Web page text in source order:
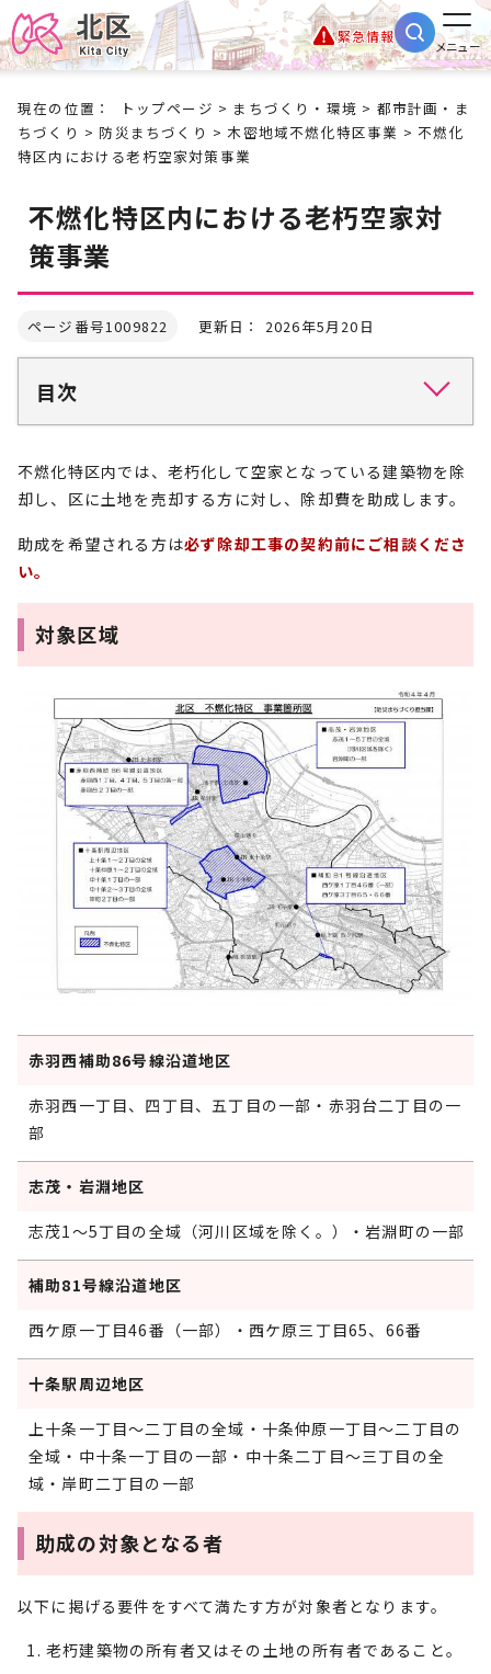
緊急情報
メニュー
現在の位置： トップページ > まちづくり・環境 > 都市計画・ま
ちづくり > 防災まちづくり >木密地域不燃化特区事業 > 不燃化
特区内における老朽空家対策事業
不燃化特区内における老朽空家対
策事業
ページ番号1009822 更新日： 2026年5月20日
目次
不燃化特区内では、老朽化して空家となっている建築物を除
却し、区に土地を売却する方に対し、除却費を助成します。
助成を希望される方は必ず除却工事の契約前にご相談くださ
い。
対象区域
赤羽西補助86号線沿道地区
赤羽西一丁目、四丁目、五丁目の一部・赤羽台二丁目の一
部
志茂・岩淵地区
志茂1～5丁目の全域（河川区域を除く。）・岩淵町の一部
補助81号線沿道地区
西ケ原一丁目46番（一部）・西ケ原三丁目65、66番
十条駅周辺地区
上十条一丁目～二丁目の全域・十条仲原一丁目～二丁目の
全域・中十条一丁目の一部・中十条二丁目～三丁目の全
域・岸町二丁目の一部
助成の対象となる者
以下に掲げる要件をすべて満たす方が対象者となります。
老朽建築物の所有者又はその土地の所有者であること。